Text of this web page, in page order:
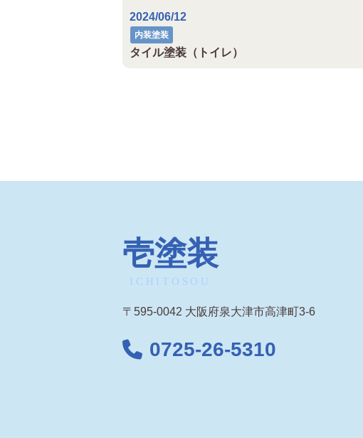
2024/06/12
内装塗装
タイル塗装（トイレ）
壱塗装
ICHITOSOU
〒595-0042 大阪府泉大津市高津町3-6
0725-26-5310